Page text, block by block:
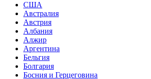
США
Австралия
Австрия
Албания
Алжир
Аргентина
Бельгия
Болгария
Босния и Герцеговина